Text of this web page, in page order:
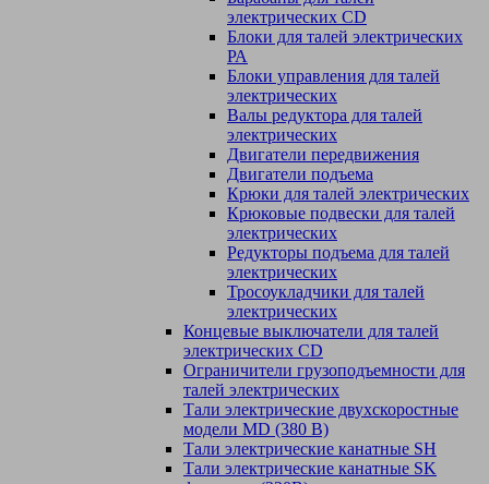
электрических CD
Блоки для талей электрических
РА
Блоки управления для талей
электрических
Валы редуктора для талей
электрических
Двигатели передвижения
Двигатели подъема
Крюки для талей электрических
Крюковые подвески для талей
электрических
Редукторы подъема для талей
электрических
Тросоукладчики для талей
электрических
Концевые выключатели для талей
электрических CD
Ограничители грузоподъемности для
талей электрических
Тали электрические двухскоростные
модели MD (380 В)
Тали электрические канатные SH
Тали электрические канатные SK